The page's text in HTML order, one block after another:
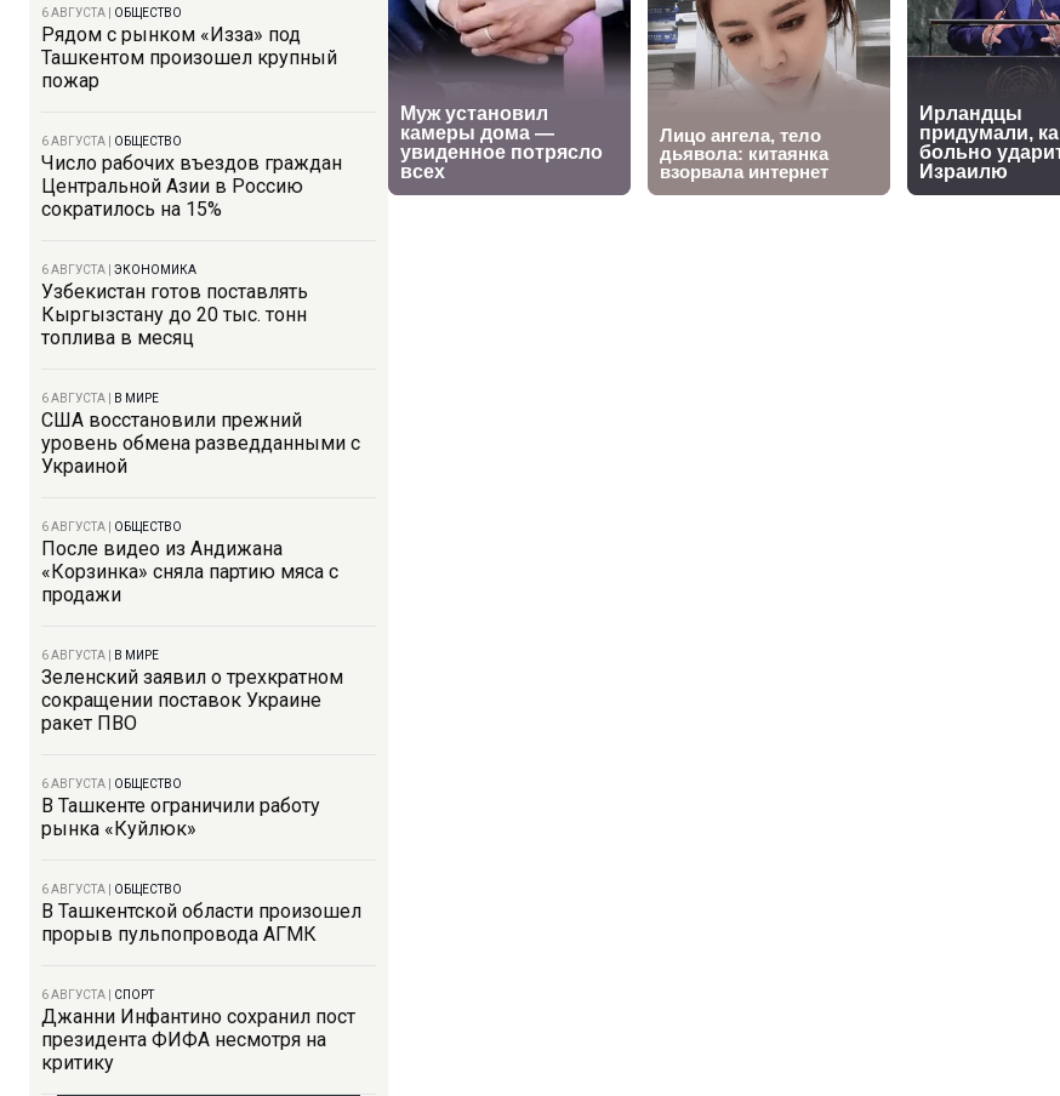
6 АВГУСТА ОБЩЕСТВО
Рядом с рынком «Изза» под
Ташкентом произошел крупный
пожар
6 АВГУСТА ОБЩЕСТВО
Число рабочих въездов граждан
Центральной Азии в Россию
сократилось на 15%
6 АВГУСТА ЭКОНОМИКА
Узбекистан готов поставлять
Кыргызстану до 20 тыс. тонн
топлива в месяц
6 АВГУСТА В МИРЕ
США восстановили прежний
уровень обмена разведданными с
Украиной
6 АВГУСТА ОБЩЕСТВО
После видео из Андижана
«Корзинка» сняла партию мяса с
продажи
6 АВГУСТА В МИРЕ
Зеленский заявил о трехкратном
сокращении поставок Украине
ракет ПВО
6 АВГУСТА ОБЩЕСТВО
В Ташкенте ограничили работу
рынка «Куйлюк»
6 АВГУСТА ОБЩЕСТВО
В Ташкентской области произошел
прорыв пульпопровода АГМК
6 АВГУСТА СПОРТ
Джанни Инфантино сохранил пост
президента ФИФА несмотря на
критику